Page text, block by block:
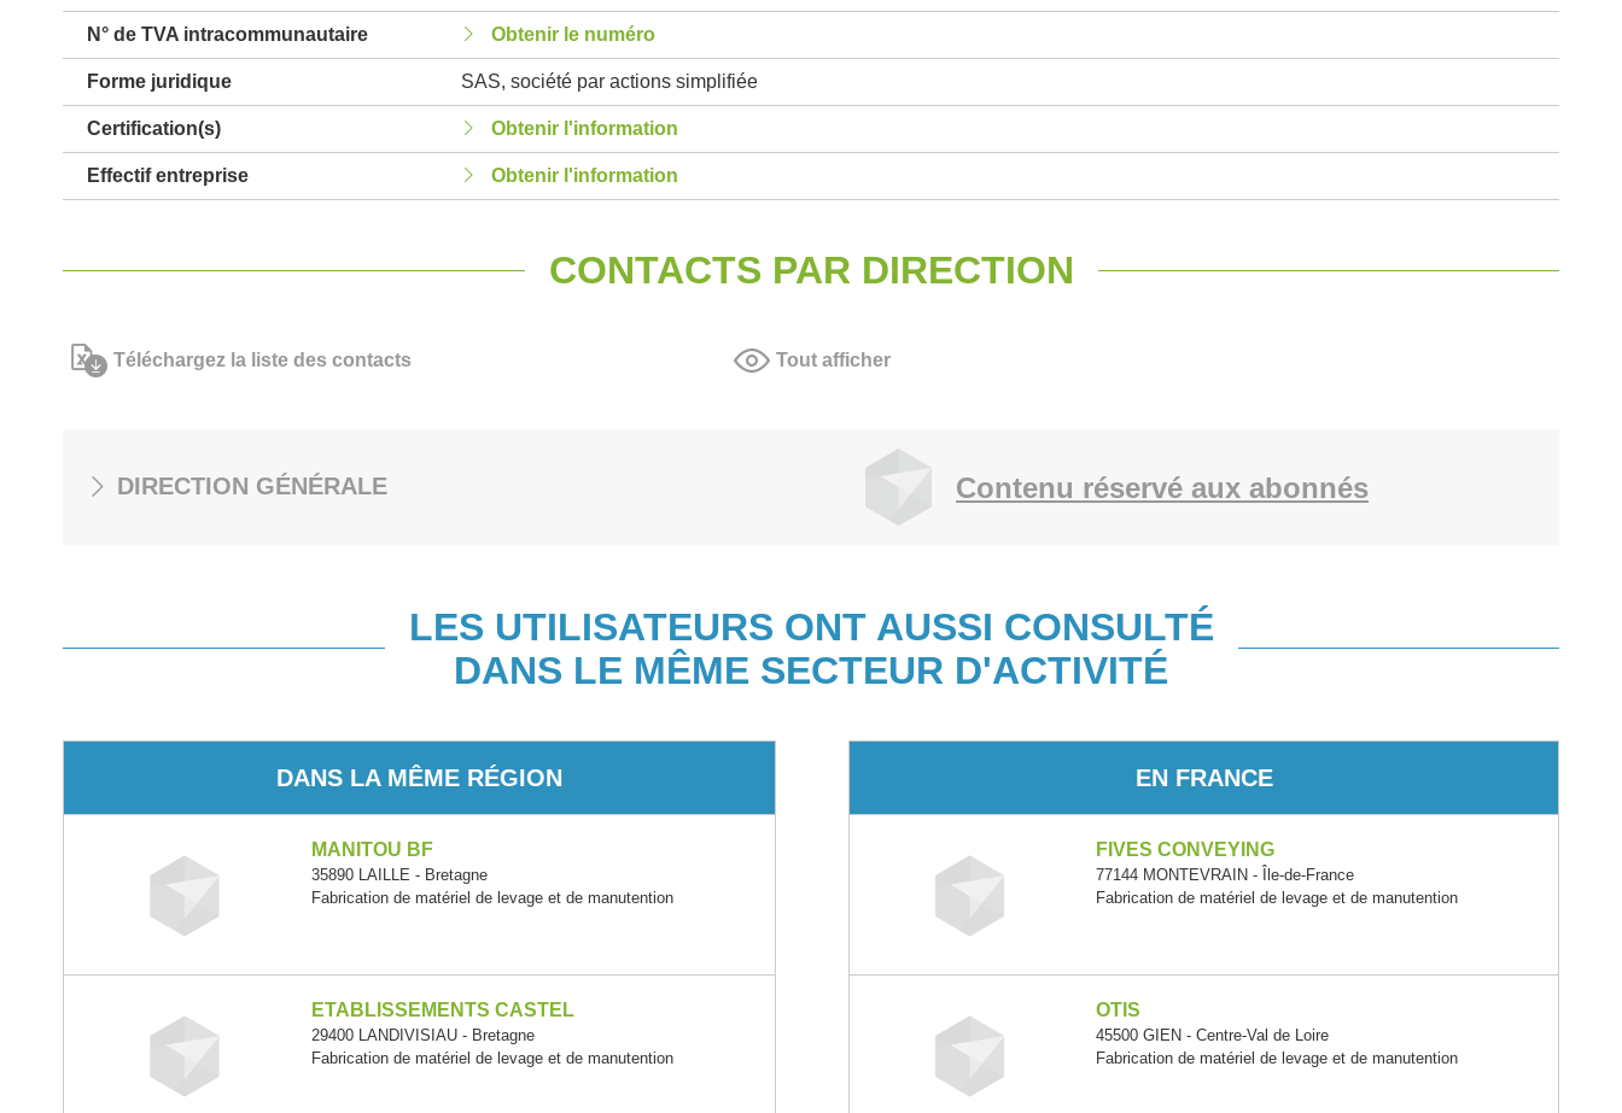
N° de TVA intracommunautaire Obtenir le numéro
Forme juridique SAS, société par actions simplifiée
Certification(s) Obtenir l'information
Effectif entreprise Obtenir l'information
CONTACTS PAR DIRECTION
Téléchargez la liste des contacts Tout afficher
DIRECTION GÉNÉRALE Contenu réservé aux abonnés
LES UTILISATEURS ONT AUSSI CONSULTÉ
DANS LE MÊME SECTEUR D'ACTIVITÉ
DANS LA MÊME RÉGION
MANITOU BF
35890 LAILLE - Bretagne
Fabrication de matériel de levage et de manutention
ETABLISSEMENTS CASTEL
29400 LANDIVISIAU - Bretagne
Fabrication de matériel de levage et de manutention
EN FRANCE
FIVES CONVEYING
77144 MONTEVRAIN - Île-de-France
Fabrication de matériel de levage et de manutention
OTIS
45500 GIEN - Centre-Val de Loire
Fabrication de matériel de levage et de manutention